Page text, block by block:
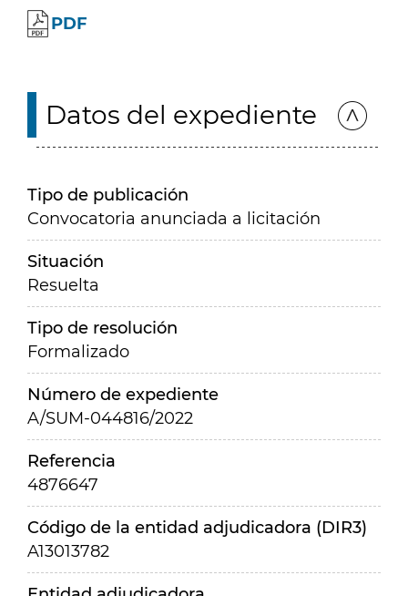
PDF
Datos del expediente
Tipo de publicación
Convocatoria anunciada a licitación
Situación
Resuelta
Tipo de resolución
Formalizado
Número de expediente
A/SUM-044816/2022
Referencia
4876647
Código de la entidad adjudicadora (DIR3)
A13013782